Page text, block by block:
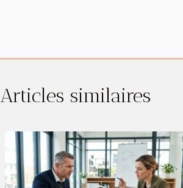
Articles similaires